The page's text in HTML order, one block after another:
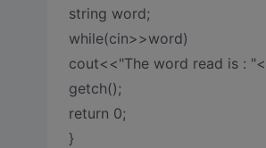
string word;
while(cin>>word)
cout<<"The word read is :
getch();
return 0;
}